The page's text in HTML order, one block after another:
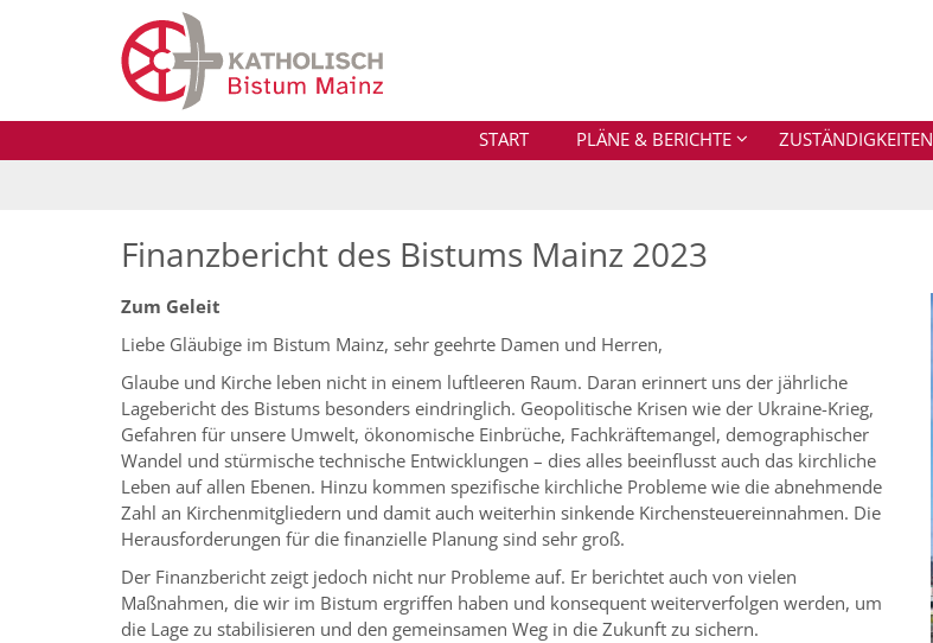
START PLÄNE & BERICHTE ZUSTÄNDIGKEITEN
Finanzbericht des Bistums Mainz 2023
Zum Geleit
Liebe Gläubige im Bistum Mainz, sehr geehrte Damen und Herren,
Glaube und Kirche leben nicht in einem luftleeren Raum. Daran erinnert uns der jährliche
Lagebericht des Bistums besonders eindringlich. Geopolitische Krisen wie der Ukraine-Krieg,
Gefahren für unsere Umwelt, ökonomische Einbrüche, Fachkräftemangel, demographischer
Wandel und stürmische technische Entwicklungen – dies alles beeinflusst auch das kirchliche
Leben auf allen Ebenen. Hinzu kommen spezifische kirchliche Probleme wie die abnehmende
Zahl an Kirchenmitgliedern und damit auch weiterhin sinkende Kirchensteuereinnahmen. Die
Herausforderungen für die finanzielle Planung sind sehr groß.
Der Finanzbericht zeigt jedoch nicht nur Probleme auf. Er berichtet auch von vielen
Maßnahmen, die wir im Bistum ergriffen haben und konsequent weiterverfolgen werden, um
die Lage zu stabilisieren und den gemeinsamen Weg in die Zukunft zu sichern.